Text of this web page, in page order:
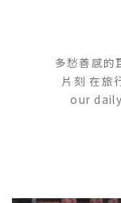
多愁善感的
片刻 在旅
our